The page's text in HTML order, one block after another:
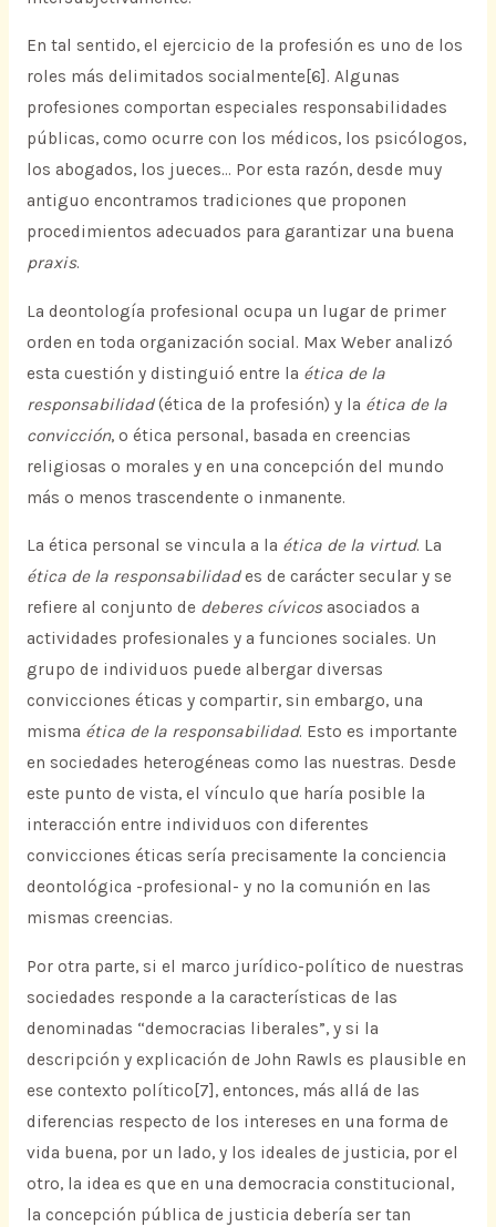
En tal sentido, el ejercicio de la profesión es uno de los
roles más delimitados socialmente[6]. Algunas
profesiones comportan especiales responsabilidades
públicas, como ocurre con los médicos, los psicólogos,
los abogados, los jueces… Por esta razón, desde muy
antiguo encontramos tradiciones que proponen
procedimientos adecuados para garantizar una buena
praxis.
La deontología profesional ocupa un lugar de primer
orden en toda organización social. Max Weber analizó
esta cuestión y distinguió entre la ética de la
responsabilidad(ética de la profesión) y la ética de la
convicción, o ética personal, basada en creencias
religiosas o morales y en una concepción del mundo
más o menos trascendente o inmanente.
La ética personal se vincula a la ética de la virtud. La
ética de la responsabilidades de carácter secular y se
refiere al conjunto de deberes cívicosasociados a
actividades profesionales y a funciones sociales. Un
grupo de individuos puede albergar diversas
convicciones éticas y compartir, sin embargo, una
misma ética de la responsabilidad. Esto es importante
en sociedades heterogéneas como las nuestras. Desde
este punto de vista, el vínculo que haría posible la
interacción entre individuos con diferentes
convicciones éticas sería precisamente la conciencia
deontológica -profesional- y no la comunión en las
mismas creencias.
Por otra parte, si el marco jurídico-político de nuestras
sociedades responde a la características de las
denominadas “democracias liberales”, y si la
descripción y explicación de John Rawls es plausible en
ese contexto político[7], entonces, más allá de las
diferencias respecto de los intereses en una forma de
vida buena, por un lado, y los ideales de justicia, por el
otro, la idea es que en una democracia constitucional,
la concepción pública de justicia debería ser tan